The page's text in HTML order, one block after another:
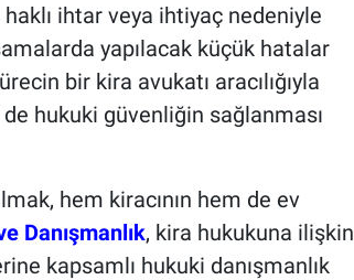
ihtar veya ihtiyaç nedeniyle
yapılacak küçük hatalar
bir kira avukatı aracılığıyla
hukuki güvenliğin sağlanması
hem kiracının hem de ev
Danışmanlık, kira hukukuna ilişkin
kapsamlı hukuki danışmanlık